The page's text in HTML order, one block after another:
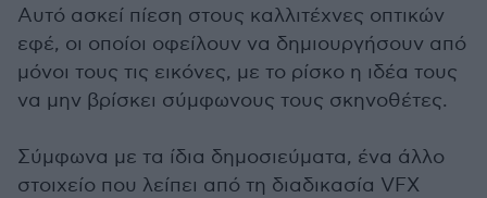
Αυτό ασκεί πίεση στους καλλιτέχνες οπτικών
εφέ, οι οποίοι οφείλουν να δημιουργήσουν από
μόνοι τους τις εικόνες, με το ρίσκο η ιδέα τους
να μην βρίσκει σύμφωνους τους σκηνοθέτες.
Σύμφωνα με τα ίδια δημοσιεύματα, ένα άλλο
στοιχείο που λείπει από τη διαδικασία VFX